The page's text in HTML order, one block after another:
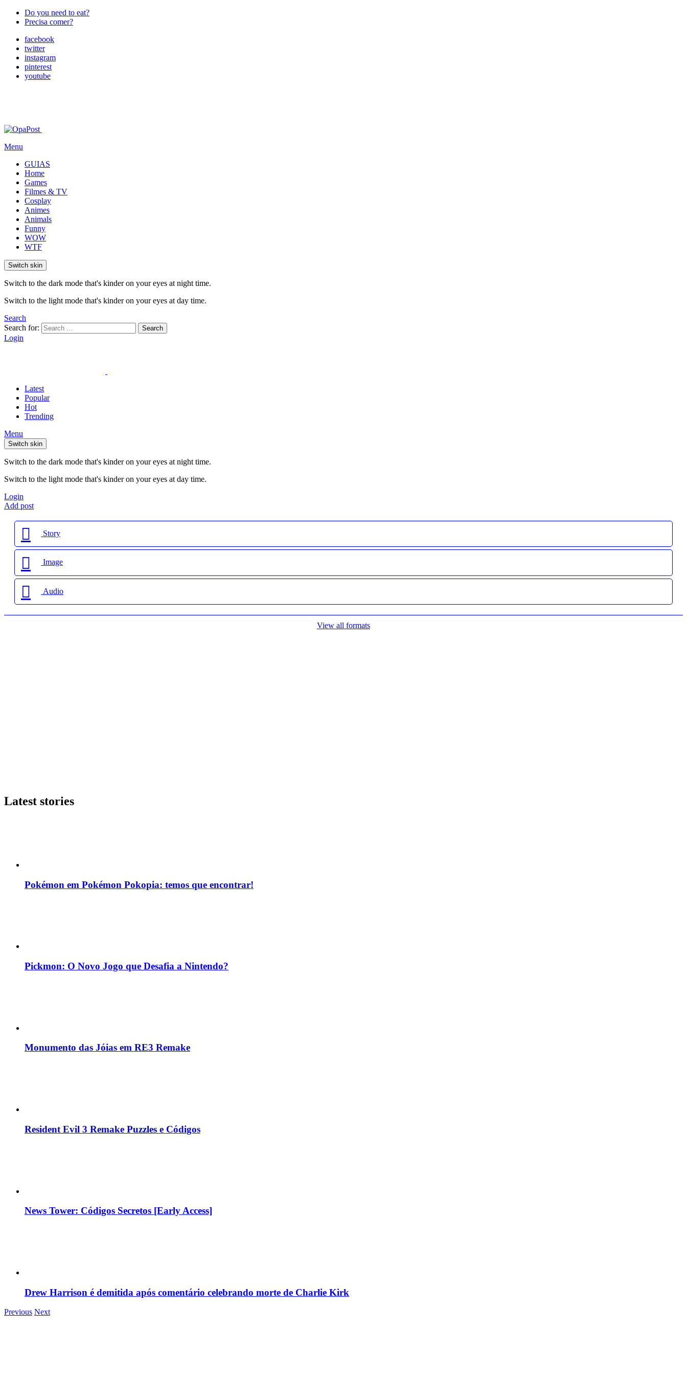
Do you need to eat?
Precisa comer?
facebook
twitter
instagram
pinterest
youtube
Menu
GUIAS
Home
Games
Filmes & TV
Cosplay
Animes
Animals
Funny
WOW
WTF
Switch skin
Switch to the dark mode that's kinder on your eyes at night time.
Switch to the light mode that's kinder on your eyes at day time.
Search
Search for:
Search
Login
Latest
Popular
Hot
Trending
Menu
Switch skin
Switch to the dark mode that's kinder on your eyes at night time.
Switch to the light mode that's kinder on your eyes at day time.
Login
Add post
Story
Image
Audio
View all formats
Latest stories
Pokémon em Pokémon Pokopia: temos que encontrar!
Pickmon: O Novo Jogo que Desafia a Nintendo?
Monumento das Jóias em RE3 Remake
Resident Evil 3 Remake Puzzles e Códigos
News Tower: Códigos Secretos [Early Access]
Drew Harrison é demitida após comentário celebrando morte de Charlie Kirk
Previous Next